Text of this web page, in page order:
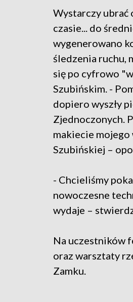
Wystarczy ubrać
czasie... do
wygenerowano
śledzenia ruchu,
się po cyfrowo
Szubińskim. -
dopiero wyszły
Zjednoczonych.
makiecie mojego
Szubińskiej –
- Chcieliśmy
nowoczesne
wydaje –
Na uczestników
oraz warsztaty
Zamku.